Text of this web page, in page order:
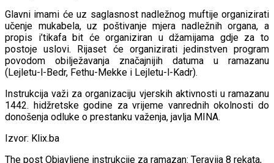
Glavni imami će uz saglasnost nadležnog muftije organizirati
učenje mukabela, uz poštivanje mjera nadležnih organa, a
propis i’tikafa bit će organiziran u džamijama gdje za to
postoje uslovi. Rijaset će organizirati jedinstven program
povodom obilježavanja značajnijih datuma u ramazanu
(Lejletu-l-Bedr, Fethu-Mekke i Lejletu-l-Kadr).
Instrukcija važi za organizaciju vjerskih aktivnosti u ramazanu
1442. hidžretske godine za vrijeme vanrednih okolnosti do
donošenja odluke o prestanku važenja, javlja MINA.
Izvor: Klix.ba
The post Objavljene instrukcije za ramazan: Teravija 8 rekata,